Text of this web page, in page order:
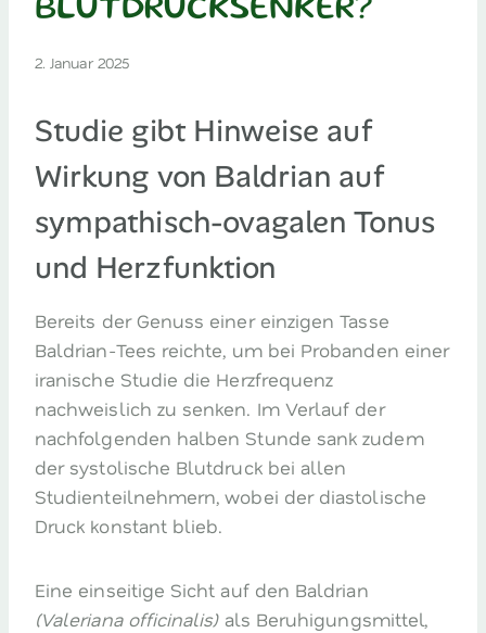
BLUTDRUCKSENKER?
2. Januar 2025
Studie gibt Hinweise auf
Wirkung von Baldrian auf
sympathisch-ovagalen Tonus
und Herzfunktion
Bereits der Genuss einer einzigen Tasse
Baldrian-Tees reichte, um bei Probanden einer
iranische Studie die Herzfrequenz
nachweislich zu senken. Im Verlauf der
nachfolgenden halben Stunde sank zudem
der systolische Blutdruck bei allen
Studienteilnehmern, wobei der diastolische
Druck konstant blieb.
Eine einseitige Sicht auf den Baldrian
(Valeriana officinalis)als Beruhigungsmittel,